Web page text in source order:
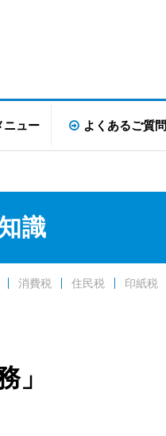
ニュー よくあるご質問
識
消費税 住民税 印紙税
」